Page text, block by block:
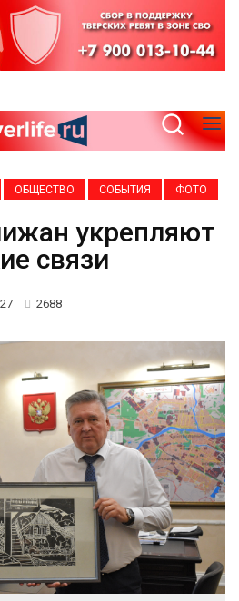
ОБЩЕСТВО СОБЫТИЯ ФОТО
укрепляют
связи
2688